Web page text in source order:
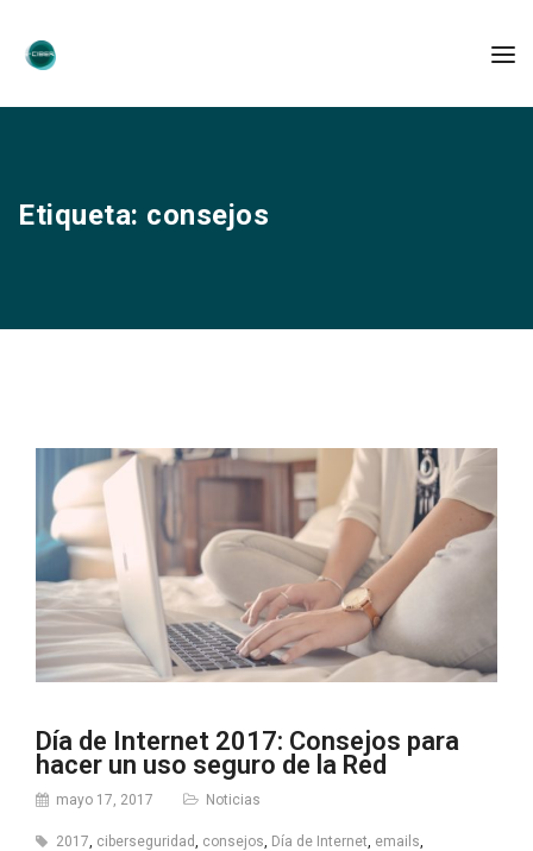
Etiqueta: consejos
Día de Internet 2017: Consejos para
hacer un uso seguro de la Red
mayo 17, 2017 Noticias
2017 ciberseguridad consejos Día de Internet emails